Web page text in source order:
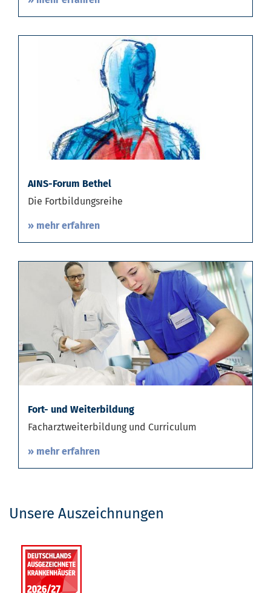
» mehr erfahren
AINS-Forum Bethel
Die Fortbildungsreihe
» mehr erfahren
Fort- und Weiterbildung
Facharztweiterbildung und Curriculum
» mehr erfahren
Unsere Auszeichnungen